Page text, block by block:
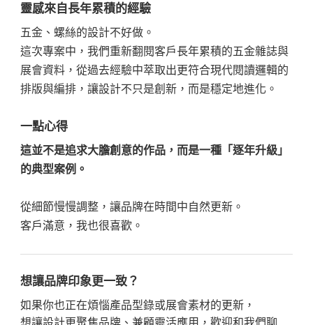
靈感來自長年累積的經驗
五金、螺絲的設計不好做。
這次專案中，我們重新翻閱客戶長年累積的五金雜誌與
展會資料，從過去經驗中萃取出更符合現代閱讀邏輯的
排版與編排，讓設計不只是創新，而是穩定地進化。
一點心得
這並不是追求大膽創意的作品，而是一種「逐年升級」
的典型案例。
從細節慢慢調整，讓品牌在時間中自然更新。
客戶滿意，我也很喜歡。
想讓品牌印象更一致？
如果你也正在煩惱產品型錄或展會素材的更新，
想讓設計更聚焦品牌、兼顧靈活應用，歡迎和我們聊